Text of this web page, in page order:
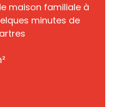
maison familiale à
minutes de